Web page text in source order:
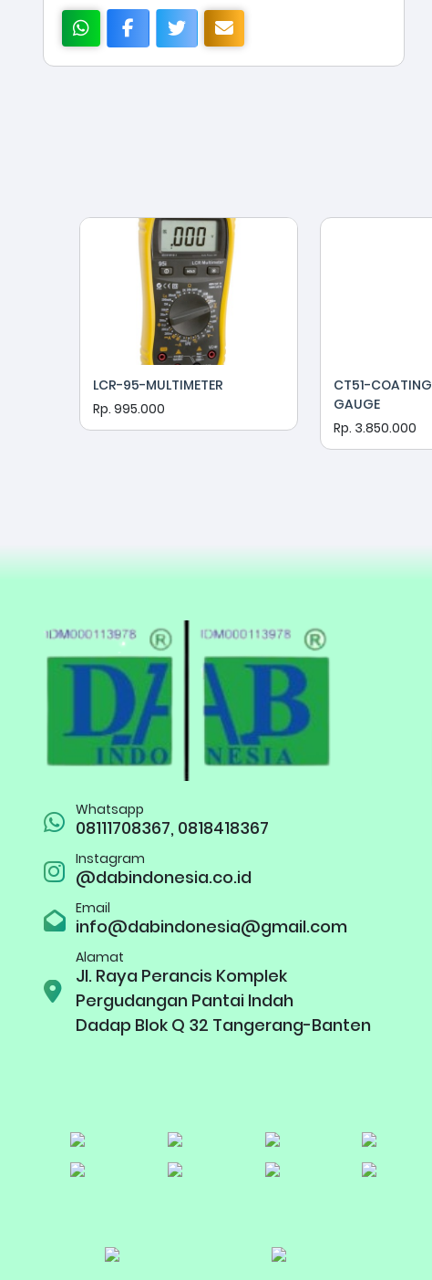
LCR-95-MULTIMETER
Rp. 995.000
CT51-
GAUGE
Rp. 3.850.000
Whatsapp
08111708367, 0818418367
Instagram
@dabindonesia.co.id
Email
info@dabindonesia@gmail.com
Alamat
Jl. Raya Perancis Komplek
Pergudangan Pantai Indah
Dadap Blok Q 32 Tangerang-Banten